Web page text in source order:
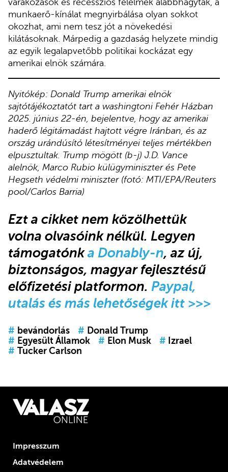
munkaerő-kínálat megnyirbálása olyan sokkot
okozhat, ami nem tesz jót a növekedési
kilátásoknak. Márpedig a gazdaság helyzete mindig
az egyik legalapvetőbb politikai kockázat egy
amerikai elnök számára.
Nyitókép: Donald Trump amerikai elnök
sajtótájékoztatót tart a washingtoni Fehér Házban
2025. június 22-én, bejelentve, hogy az amerikai
haderő légitámadást hajtott végre Iránban, és az
ország urándúsító létesítményei teljes mértékben
elpusztultak. Trump mögött (b-j) J.D. Vance
alelnök, Marco Rubio külügyminiszter és Pete
Hegseth védelmi miniszter (fotó: MTI/EPA/Reuters
pool/Carlos Barria)
Ezt a cikket nem közölhettük
volna olvasóink nélkül. Legyen
támogatónka Donably-n, az új,
biztonságos, magyar fejlesztésű
előfizetési platformon. Paypal,
utalás és más lehetőségek itt >>>
# bevándorlás # Donald Trump
# Egyesült Államok # Elon Musk # Izrael
# Tucker Carlson
Impresszum
Adatvédelem